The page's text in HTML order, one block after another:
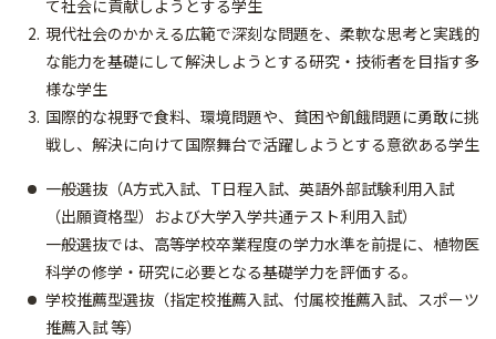
て社会に貢献しようとする学生
現代社会のかかえる広範で深刻な問題を、柔軟な思考と実践的
な能力を基礎にして解決しようとする研究・技術者を目指す多
様な学生
国際的な視野で食料、環境問題や、貧困や飢餓問題に勇敢に挑
戦し、解決に向けて国際舞台で活躍しようとする意欲ある学生
一般選抜（A方式入試、T日程入試、英語外部試験利用入試
（出願資格型）および大学入学共通テスト利用入試）
一般選抜では、高等学校卒業程度の学力水準を前提に、植物医
科学の修学・研究に必要となる基礎学力を評価する。
学校推薦型選抜（指定校推薦入試、付属校推薦入試、スポーツ
推薦入試 等）